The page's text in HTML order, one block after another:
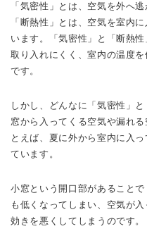
「気密性」とは、空気を外へ
「断熱性」とは、空気を室内
います。
「気密性」と「断熱
取り入れにくく、室内の温度
です。
しかし、どんなに「気密性」
窓から入ってくる空気や漏れ
とえば、夏に外から室内に入
ています。
小窓という開口部があること
も低くなってしまい、空気が
効きを悪くしてしまうのです。